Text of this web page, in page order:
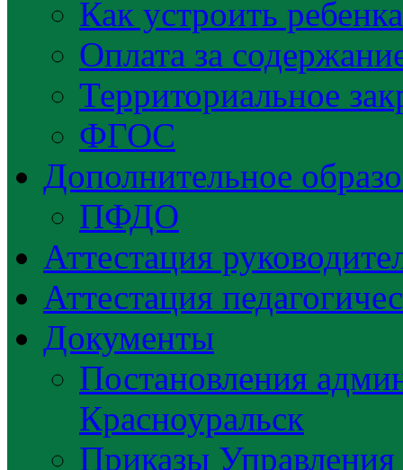
Как устроить
Оплата за
Территориальное
ФГОС
Дополнительное
ПФДО
Аттестация
Аттестация
Документы
Постановления
Красноуральск
Приказы Управления